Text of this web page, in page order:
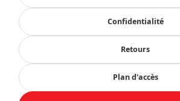
Confidentialité
Retours
Plan d'accès